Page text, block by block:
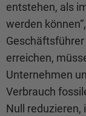
entstehen, als
werden
Geschäftsführer
erreichen,
Unternehmen
Verbrauch
Null reduzieren,